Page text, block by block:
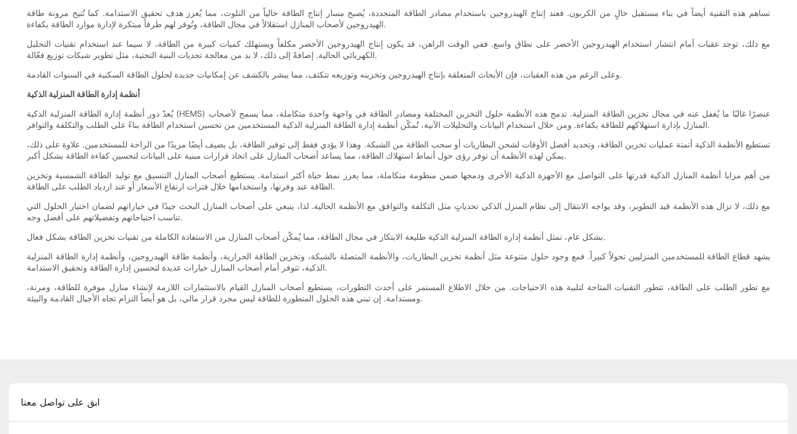
تساهم هذه التقنية أيضاً في بناء مستقبل خالٍ من الكربون. فعند إنتاج الهيدروجين باستخدام مصادر الطاقة المتجددة، يُصبح مسار إنتاج الطاقة خالياً من التلوث، مما يُعزز هدف تحقيق الاستدامة. كما تُتيح مرونة طاقة
الهيدروجين لأصحاب المنازل استقلالاً في مجال الطاقة، وتُوفر لهم طرقاً مبتكرة لإدارة موارد الطاقة بكفاءة.
مع ذلك، توجد عقبات أمام انتشار استخدام الهيدروجين الأخضر على نطاق واسع. ففي الوقت الراهن، قد يكون إنتاج الهيدروجين الأخضر مكلفاً ويستهلك كميات كبيرة من الطاقة، لا سيما عند استخدام تقنيات التحليل
الكهربائي الحالية. إضافةً إلى ذلك، لا بد من معالجة تحديات البنية التحتية، مثل تطوير شبكات توزيع فعّالة.
وعلى الرغم من هذه العقبات، فإن الأبحاث المتعلقة بإنتاج الهيدروجين وتخزينه وتوزيعه تتكثف، مما يبشر بالكشف عن إمكانيات جديدة لحلول الطاقة السكنية في السنوات القادمة.
أنظمة إدارة الطاقة المنزلية الذكية
يُعدّ دور أنظمة إدارة الطاقة المنزلية الذكية (HEMS) عنصرًا غالبًا ما يُغفل عنه في مجال تخزين الطاقة المنزلية. تدمج هذه الأنظمة حلول التخزين المختلفة ومصادر الطاقة في واجهة واحدة متكاملة، مما يسمح لأصحاب
المنازل بإدارة استهلاكهم للطاقة بكفاءة. ومن خلال استخدام البيانات والتحليلات الآنية، تُمكّن أنظمة إدارة الطاقة المنزلية الذكية المستخدمين من تحسين استخدام الطاقة بناءً على الطلب والتكلفة والتوافر.
تستطيع الأنظمة الذكية أتمتة عمليات تخزين الطاقة، وتحديد أفضل الأوقات لشحن البطاريات أو سحب الطاقة من الشبكة. وهذا لا يؤدي فقط إلى توفير الطاقة، بل يضيف أيضًا مزيدًا من الراحة للمستخدمين. علاوة على ذلك،
يمكن لهذه الأنظمة أن توفر رؤى حول أنماط استهلاك الطاقة، مما يساعد أصحاب المنازل على اتخاذ قرارات مبنية على البيانات لتحسين كفاءة الطاقة بشكل أكبر.
من أهم مزايا أنظمة المنازل الذكية قدرتها على التواصل مع الأجهزة الذكية الأخرى ودمجها ضمن منظومة متكاملة، مما يعزز نمط حياة أكثر استدامة. يستطيع أصحاب المنازل التنسيق مع توليد الطاقة الشمسية وتخزين
الطاقة عند وفرتها، واستخدامها خلال فترات ارتفاع الأسعار أو عند ازدياد الطلب على الطاقة.
مع ذلك، لا تزال هذه الأنظمة قيد التطوير، وقد يواجه الانتقال إلى نظام المنزل الذكي تحدياتٍ مثل التكلفة والتوافق مع الأنظمة الحالية. لذا، ينبغي على أصحاب المنازل البحث جيدًا في خياراتهم لضمان اختيار الحلول التي
تناسب احتياجاتهم وتفضيلاتهم على أفضل وجه.
بشكل عام، تمثل أنظمة إدارة الطاقة المنزلية الذكية طليعة الابتكار في مجال الطاقة، مما يُمكّن أصحاب المنازل من الاستفادة الكاملة من تقنيات تخزين الطاقة بشكل فعال.
يشهد قطاع الطاقة للمستخدمين المنزليين تحولاً كبيراً. فمع وجود حلول متنوعة مثل أنظمة تخزين البطاريات، والأنظمة المتصلة بالشبكة، وتخزين الطاقة الحرارية، وأنظمة طاقة الهيدروجين، وأنظمة إدارة الطاقة المنزلية
الذكية، تتوفر أمام أصحاب المنازل خيارات عديدة لتحسين إدارة الطاقة وتحقيق الاستدامة.
مع تطور الطلب على الطاقة، تتطور التقنيات المتاحة لتلبية هذه الاحتياجات. من خلال الاطلاع المستمر على أحدث التطورات، يستطيع أصحاب المنازل القيام بالاستثمارات اللازمة لإنشاء منازل موفرة للطاقة، ومرنة،
ومستدامة. إن تبني هذه الحلول المتطورة للطاقة ليس مجرد قرار مالي، بل هو أيضاً التزام تجاه الأجيال القادمة والبيئة.
ابق على تواصل معنا